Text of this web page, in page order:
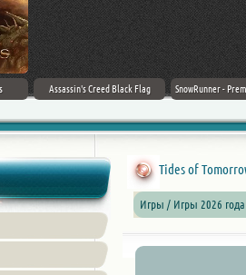
Assassin's Creed Black Flag
SnowRunner -
Tides of
Игры / Игры 2026